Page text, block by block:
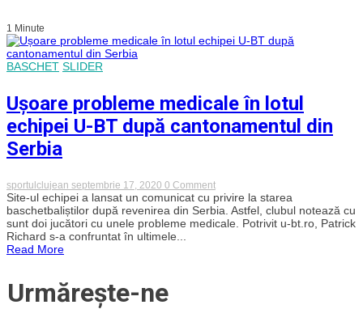
1 Minute
BASCHET SLIDER
Ușoare probleme medicale în lotul
echipei U-BT după cantonamentul din
Serbia
sportulclujean septembrie 17, 2020 0 Commenton
Ușoare
probleme
medicale
în
Site-ul echipei a lansat un comunicat cu privire la starea
baschetbaliștilor după revenirea din Serbia. Astfel, clubul notează cu
sunt doi jucători cu unele probleme medicale. Potrivit u-bt.ro, Patrick
Richard s-a confruntat în ultimele...
Read More
Urmărește-ne